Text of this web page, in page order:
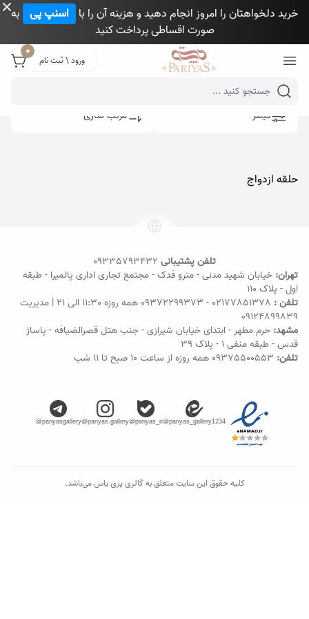
خرید دلخواهتان را امروز انجام دهید و هزینه آن را با اسنپ پی به
صورت اقساطی پرداخت کنید
ورود \ ثبت نام
0
Mobile header search
فیلتر مرتب سازی
حلقه ازدواج
تلفن پشتیبانی 09335793432
تهران: خیابان شهید مدنی - مترو فدک - مجتمع تجاری اداری پالمیرا - طبقه
اول - پلاک ۱۱۰
تلفن : 02177851378
-
09372299373 همه روزه 11:30 الی 21 | مدیریت
09124899839
مشهد: حرم مطهر - ابتدای خیابان شیرازی - جنب هتل قصرالضیافه - پاساژ
قدس - طبقه منفی ۱ - پلاک 39
تلفن: 09375500553 همه روزه از ساعت ۱۰ صبح تا ۱۱ شب
@pariyas_gallery1234
@pariyas_ir
@pariyas.gallery
@pariyasgallery
کلیه حقوق این سایت متعلق به گالری پری یاس می‌باشد.